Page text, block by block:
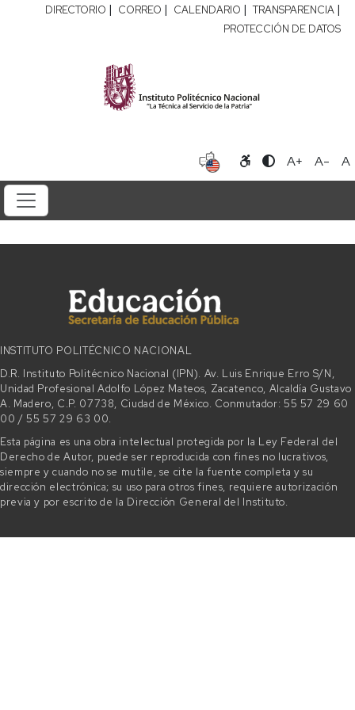
DIRECTORIO | CORREO | CALENDARIO | TRANSPARENCIA |
PROTECCIÓN DE DATOS
A+ A- A
INSTITUTO POLITÉCNICO NACIONAL
D.R. Instituto Politécnico Nacional (IPN). Av. Luis Enrique Erro S/N,
Unidad Profesional Adolfo López Mateos, Zacatenco, Alcaldía Gustavo
A. Madero, C.P. 07738, Ciudad de México. Conmutador: 55 57 29 60
00 / 55 57 29 63 00.
Esta página es una obra intelectual protegida por la Ley Federal del
Derecho de Autor, puede ser reproducida con fines no lucrativos,
siempre y cuando no se mutile, se cite la fuente completa y su
dirección electrónica; su uso para otros fines, requiere autorización
previa y por escrito de la Dirección General del Instituto.